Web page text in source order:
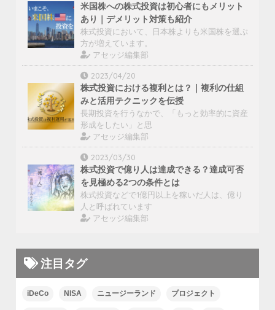
米国株への株式投資は初心者にもメリット
あり｜デメリット対策も紹介
株式投資において、日本株よりも米国株を選ぶ
方が増えています。
アセッジ編集部
2023/04/20
株式投資における複利とは？｜複利の仕組
みと活用テクニックを伝授
長期投資を行うなかで、「もっと効率的に資産
形成をしたい」と思
アセッジ編集部
2023/03/30
株式投資で億り人は達成できる？達成可否
を見極める2つの条件とは
株式投資などで1億円以上を稼いだ人は、億り
人と呼ばれています
アセッジ編集部
注目タグ
iDeCo NISA ニュージーランド プロジェクト